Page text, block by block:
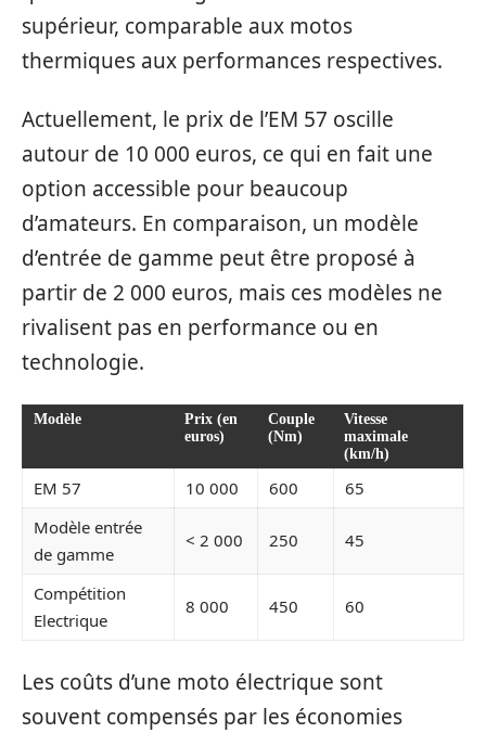
supérieur, comparable aux motos
thermiques aux performances respectives.
Actuellement, le prix de l’EM 57 oscille
autour de 10 000 euros, ce qui en fait une
option accessible pour beaucoup
d’amateurs. En comparaison, un modèle
d’entrée de gamme peut être proposé à
partir de 2 000 euros, mais ces modèles ne
rivalisent pas en performance ou en
technologie.
Modèle
Prix (en
euros)
Couple
(Nm)
Vitesse
maximale
(km/h)
EM 57 10 000 600
65
Modèle entrée
de gamme
< 2 000 250 45
Compétition
Electrique
8 000 450 60
Les coûts d’une moto électrique sont
souvent compensés par les économies